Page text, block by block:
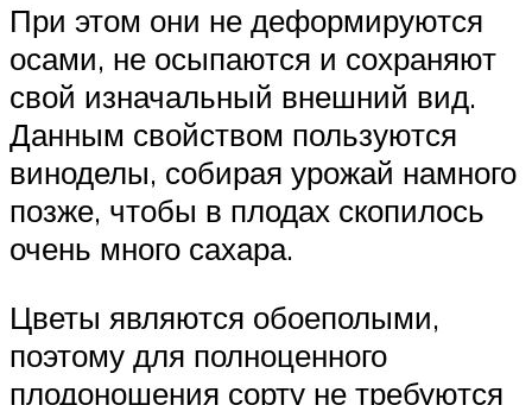
При этом они не деформируются
осами, не осыпаются и сохраняют
свой изначальный внешний вид.
Данным свойством пользуются
виноделы, собирая урожай намного
позже, чтобы в плодах скопилось
очень много сахара.
Цветы являются обоеполыми,
поэтому для полноценного
плодоношения сорту не требуются